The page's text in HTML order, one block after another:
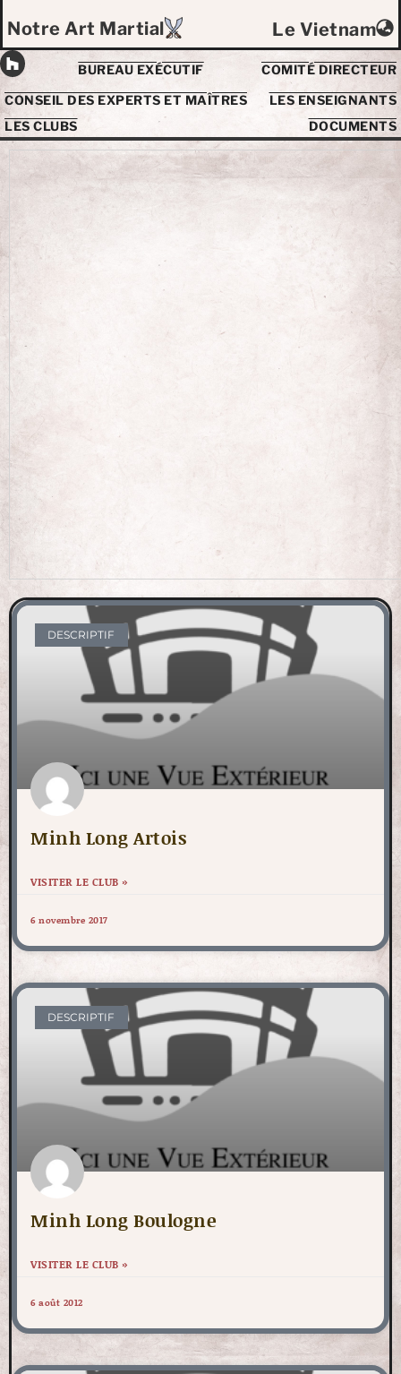
Notre Art Martial Le Vietnam
BUREAU EXÉCUTIF
COMITÉ DIRECTEUR
CONSEIL DES EXPERTS ET MAÎTRES
LES ENSEIGNANTS
LES CLUBS
DOCUMENTS
DESCRIPTIF
Minh Long Artois
VISITER LE CLUB »
6 novembre 2017
DESCRIPTIF
Minh Long Boulogne
VISITER LE CLUB »
6 août 2012